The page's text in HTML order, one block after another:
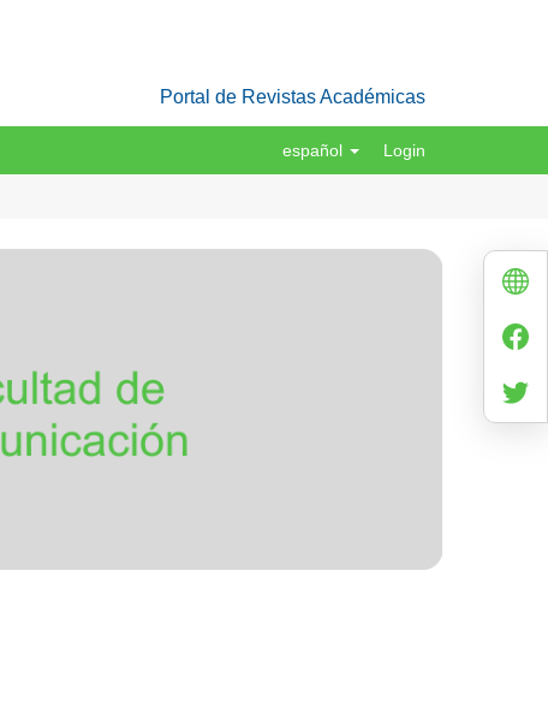
Portal de Revistas Académicas
español Login